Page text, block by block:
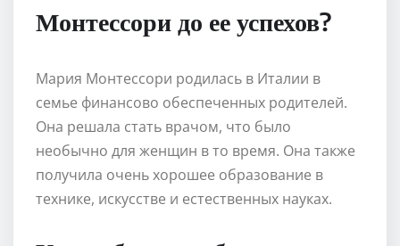
Монтессори до ее успехов?
Мария Монтессори родилась в Италии в
семье финансово обеспеченных родителей.
Она решала стать врачом, что было
необычно для женщин в то время. Она также
получила очень хорошее образование в
технике, искусстве и естественных науках.